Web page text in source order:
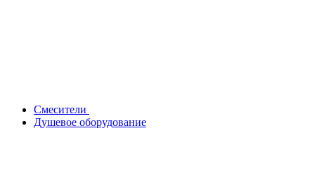
Смесители
Душевое оборудование